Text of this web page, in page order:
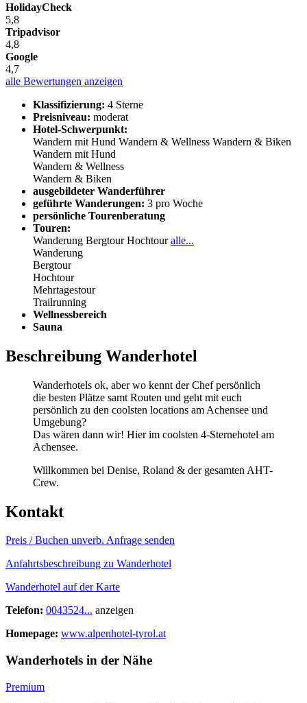
HolidayCheck
5,8
Tripadvisor
4,8
Google
4,7
alle Bewertungen anzeigen
Klassifizierung: 4 Sterne
Preisniveau: moderat
Hotel-Schwerpunkt:
Wandern mit Hund Wandern & Wellness Wandern & Biken
Wandern mit Hund
Wandern & Wellness
Wandern & Biken
ausgebildeter Wanderführer
geführte Wanderungen: 3 pro Woche
persönliche Tourenberatung
Touren:
Wanderung BergtourHochtouralle...
Wanderung
Bergtour
Hochtour
Mehrtagestour
Trailrunning
Wellnessbereich
Sauna
Beschreibung Wanderhotel
Wanderhotels ok, aber wo kennt der Chef persönlich
die besten Plätze samt Routen und geht mit euch
persönlich zu den coolsten locations am Achensee und
Umgebung?
Das wären dann wir! Hier im coolsten 4-Sternehotel am
Achensee.
Willkommen bei Denise, Roland & der gesamten AHT-
Crew.
Kontakt
Preis / Buchen unverb. Anfrage senden
Anfahrtsbeschreibung zu Wanderhotel
Wanderhotel auf der Karte
Telefon: 0043524... anzeigen
Homepage: www.alpenhotel-tyrol.at
Wanderhotels in der Nähe
Premium